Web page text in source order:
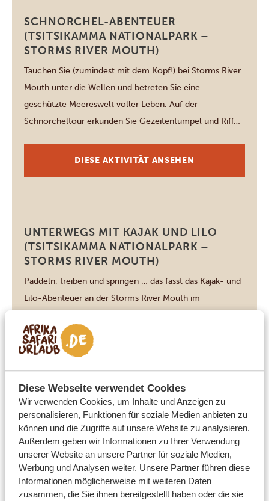
Diese Webseite verwendet Cookies
Wir verwenden Cookies, um Inhalte und Anzeigen zu
personalisieren, Funktionen für soziale Medien anbieten zu
können und die Zugriffe auf unsere Website zu analysieren.
Außerdem geben wir Informationen zu Ihrer Verwendung
unserer Website an unsere Partner für soziale Medien,
Werbung und Analysen weiter. Unsere Partner führen diese
Informationen möglicherweise mit weiteren Daten
zusammen, die Sie ihnen bereitgestellt haben oder die sie
Tsitsikamma National Park
SCHNORCHEL-ABENTEUER
(TSITSIKAMMA NATIONALPARK –
STORMS RIVER MOUTH)
Tauchen Sie (zumindest mit dem Kopf!) bei Storms River
Mouth unter die Wellen und betreten Sie eine
geschützte Meereswelt voller Leben. Auf der
Schnorcheltour erkunden Sie Gezeitentümpel und Riffe,
Meeresgrund ruhen. Bevor es losgeht, gibt es eine kurze
DIESE AKTIVITÄT ANSEHEN
Tsitsikamma National Park
UNTERWEGS MIT KAJAK UND LILO
(TSITSIKAMMA NATIONALPARK –
STORMS RIVER MOUTH)
Paddeln, treiben und springen … das fasst das Kajak- und
Lilo-Abenteuer an der Storms River Mouth im
dreistündige Tour beginnt je nach Seegang entweder mit
einer Kajaktour über das Meer unter der Hängebrücke
weiter oben zu starten. Sie paddeln durch […]
DIESE AKTIVITÄT ANSEHEN
Cape Town
TWO OCEANS AQUARIUM IN KAPSTADT
Das Two Oceans Aquarium an der V&A Waterfront in
Kapstadt zeigt über 8.000 faszinierende Meerestiere aus
dem Atlantischen und Indischen Ozean. Von Haien und